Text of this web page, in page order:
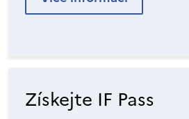
Získejte IF Pass